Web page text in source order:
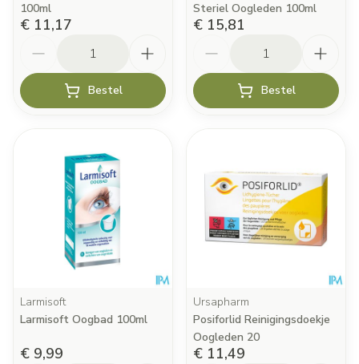
100ml
€ 11,17
Bestel
Steriel Oogleden 100ml
€ 15,81
Bestel
Larmisoft
Larmisoft Oogbad 100ml
€ 9,99
Ursapharm
Posiforlid Reinigingsdoekje
Oogleden 20
€ 11,49